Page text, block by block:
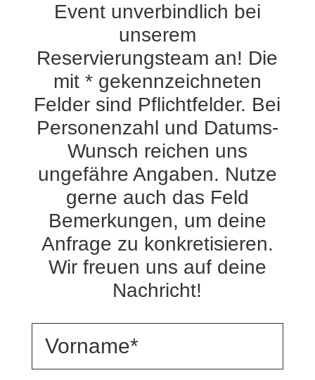
Event unverbindlich bei
unserem
Reservierungsteam an! Die
mit * gekennzeichneten
Felder sind Pflichtfelder. Bei
Personenzahl und Datums-
Wunsch reichen uns
ungefähre Angaben. Nutze
gerne auch das Feld
Bemerkungen, um deine
Anfrage zu konkretisieren.
Wir freuen uns auf deine
Nachricht!